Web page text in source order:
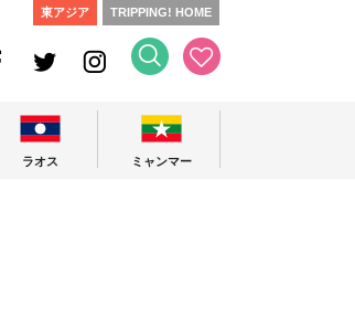
東アジア TRIPPING! HOME
ラオス ミャンマー